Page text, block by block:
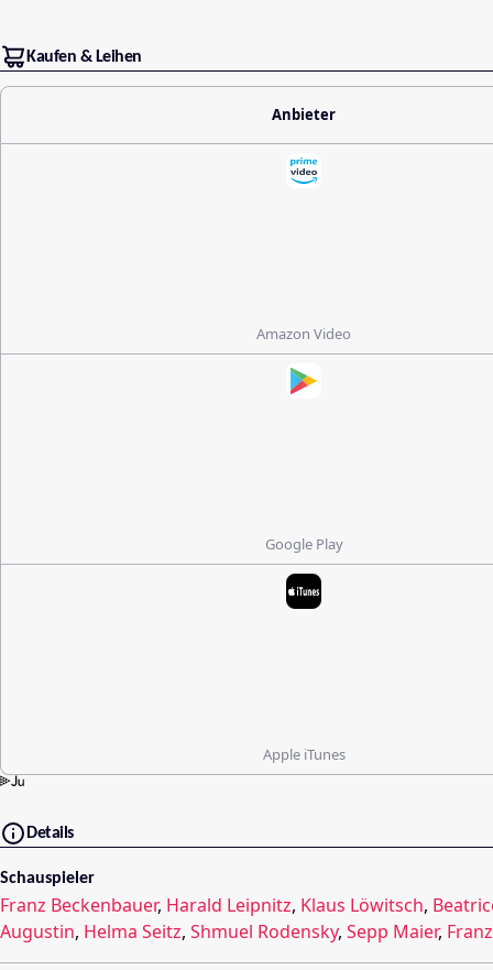
Kaufen & Leihen
Anbieter
Amazon Video
Google Play
Apple iTunes
Details
Schauspieler
Franz Beckenbauer, Harald Leipnitz, Klaus Löwitsch,
Augustin, Helma Seitz, Shmuel Rodensky, Sepp Maier,